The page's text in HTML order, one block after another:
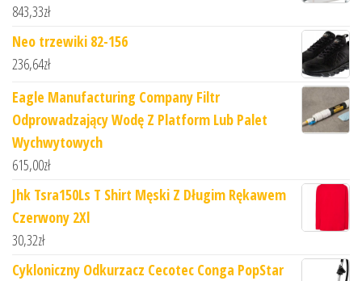
843,33zł
Neo trzewiki 82-156
236,64zł
Eagle Manufacturing Company Filtr
Odprowadzający Wodę Z Platform Lub Palet
Wychwytowych
615,00zł
Jhk Tsra150Ls T Shirt Męski Z Długim Rękawem
Czerwony 2Xl
30,32zł
Cykloniczny Odkurzacz Cecotec Conga PopStar